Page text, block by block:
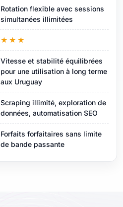
Rotation flexible avec sessions
simultanées illimitées
★★★
Vitesse et stabilité équilibrées
pour une utilisation à long terme
aux Uruguay
Scraping illimité, exploration de
données, automatisation SEO
Forfaits forfaitaires sans limite
de bande passante